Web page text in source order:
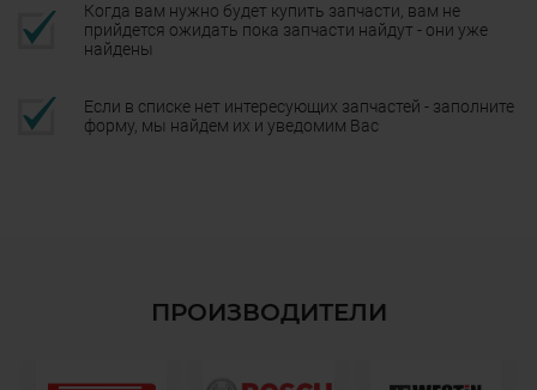
Когда вам нужно будет купить запчасти, вам не
прийдется ожидать пока запчасти найдут - они уже
найдены
Если в списке нет интересующих запчастей - заполните
форму, мы найдем их и уведомим Вас
ПРОИЗВОДИТЕЛИ